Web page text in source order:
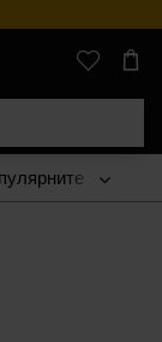
Мъжки Часовници